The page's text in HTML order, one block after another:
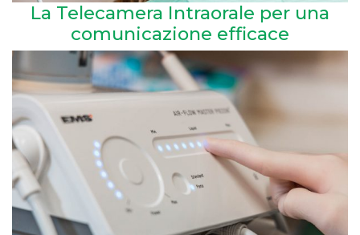
La Telecamera Intraorale per una
comunicazione efficace